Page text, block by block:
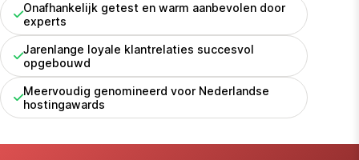
Onafhankelijk getest en warm aanbevolen door
experts
Jarenlange loyale klantrelaties succesvol
opgebouwd
Meervoudig genomineerd voor Nederlandse
hostingawards